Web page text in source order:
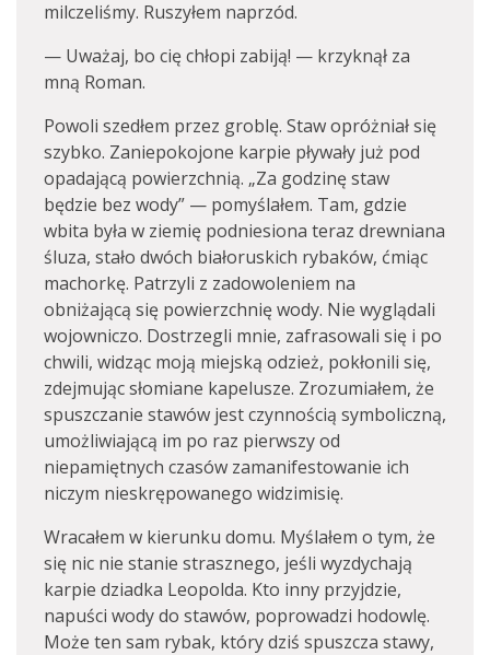
milczeliśmy. Ruszyłem naprzód.
— Uważaj, bo cię chłopi zabiją! — krzyknął za
mną Roman.
Powoli szedłem przez groblę. Staw opróżniał się
szybko. Zaniepokojone karpie pływały już pod
opadającą powierzchnią. „Za godzinę staw
będzie bez wody” — pomyślałem. Tam, gdzie
wbita była w ziemię podniesiona teraz drewniana
śluza, stało dwóch białoruskich rybaków, ćmiąc
machorkę. Patrzyli z zadowoleniem na
obniżającą się powierzchnię wody. Nie wyglądali
wojowniczo. Dostrzegli mnie, zafrasowali się i po
chwili, widząc moją miejską odzież, pokłonili się,
zdejmując słomiane kapelusze. Zrozumiałem, że
spuszczanie stawów jest czynnością symboliczną,
umożliwiającą im po raz pierwszy od
niepamiętnych czasów zamanifestowanie ich
niczym nieskrępowanego widzimisię.
Wracałem w kierunku domu. Myślałem o tym, że
się nic nie stanie strasznego, jeśli wyzdychają
karpie dziadka Leopolda. Kto inny przyjdzie,
napuści wody do stawów, poprowadzi hodowlę.
Może ten sam rybak, który dziś spuszcza stawy,